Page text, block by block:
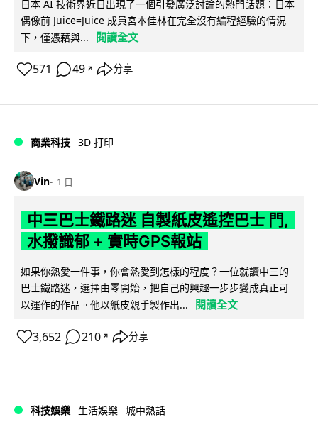
日本 AI 技術界近日出現了一個引發廣泛討論的熱門話題：日本
偶像前 Juice=Juice 成員宮本佳林在完全沒有編程經驗的情況
下，僅憑藉與...
閱讀全文
571 49 ↗ 分享
商業科技 3D 打印
Vin 1 日
中三巴士鐵路迷 自製紙皮遙控巴士 門,
水撥識郁 + 實時GPS報站
如果你熱愛一件事，你會熱愛到怎樣的程度？一位就讀中三的
巴士鐵路迷，選擇由零開始，把自己的興趣一步步變成真正可
以運作的作品。他以紙皮親手製作出...
閱讀全文
3,652 210 ↗ 分享
科技娛樂 生活娛樂 城中熱話